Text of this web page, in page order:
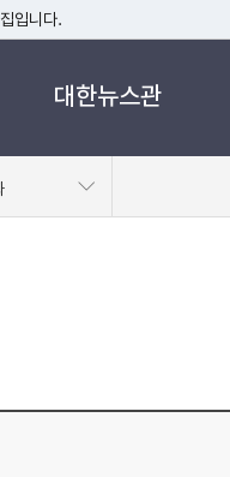
입니다.
부기관이 관리하는 누리집입니
대한뉴스관